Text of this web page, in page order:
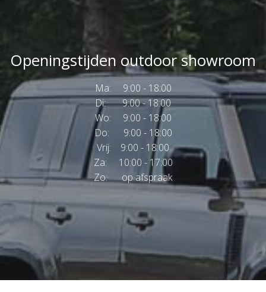
Openingstijden outdoor showroom
Ma: 9:00 - 18:00
Di: 9:00 - 18:00
Wo: 9:00 - 18:00
Do: 9:00 - 18:00
Vrij: 9:00 - 18:00
Za: 10:00 - 17:00
Zo: op afspraak